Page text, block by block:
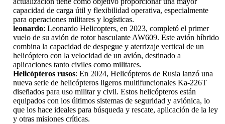
capacidad de carga útil y flexibilidad operativa, especialmente
para operaciones militares y logísticas.
leonardo: Leonardo Helicopters, en 2023, completó el primer
vuelo de su avión de rotor basculante AW609. Este avión híbrido
combina la capacidad de despegue y aterrizaje vertical de un
helicóptero con la velocidad de un avión, destinado a
aplicaciones tanto civiles como militares.
Helicópteros rusos: En 2024, Helicópteros de Rusia lanzó una
nueva serie de helicópteros ligeros multifuncionales Ka-226T
diseñados para uso militar y civil. Estos helicópteros están
equipados con los últimos sistemas de seguridad y aviónica, lo
que los hace ideales para búsqueda y rescate, aplicación de la ley
y otras misiones críticas.